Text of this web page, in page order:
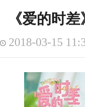
《爱的时
2018-03-15